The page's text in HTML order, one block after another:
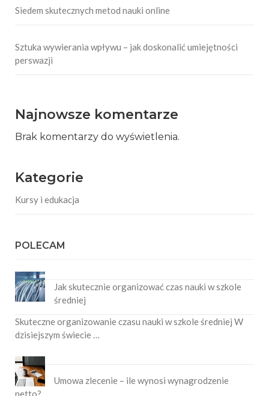
Siedem skutecznych metod nauki online
Sztuka wywierania wpływu – jak doskonalić umiejętności
perswazji
Najnowsze komentarze
Brak komentarzy do wyświetlenia.
Kategorie
Kursy i edukacja
POLECAM
Jak skutecznie organizować czas nauki w szkole
średniej
Skuteczne organizowanie czasu nauki w szkole średniej W
dzisiejszym świecie …
Umowa zlecenie – ile wynosi wynagrodzenie